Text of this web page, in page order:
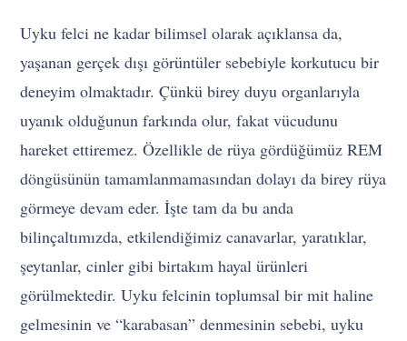
Uyku felci ne kadar bilimsel olarak açıklansa da,
yaşanan gerçek dışı görüntüler sebebiyle korkutucu bir
deneyim olmaktadır. Çünkü birey duyu organlarıyla
uyanık olduğunun farkında olur, fakat vücudunu
hareket ettiremez. Özellikle de rüya gördüğümüz REM
döngüsünün tamamlanmamasından dolayı da birey rüya
görmeye devam eder. İşte tam da bu anda
bilinçaltımızda, etkilendiğimiz canavarlar, yaratıklar,
şeytanlar, cinler gibi birtakım hayal ürünleri
görülmektedir. Uyku felcinin toplumsal bir mit haline
gelmesinin ve “karabasan” denmesinin sebebi, uyku